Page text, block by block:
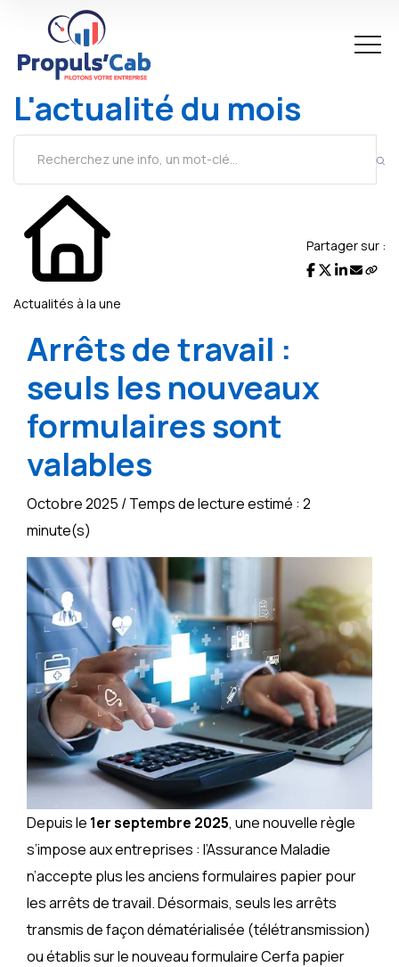
L'actualité du mois
Actualités à la une
Partager sur :
Arrêts de travail :
seuls les nouveaux
formulaires sont
valables
Octobre 2025 / Temps de lecture estimé : 2
minute(s)
Depuis le 1er septembre 2025, une nouvelle règle
s’impose aux entreprises : l’Assurance Maladie
n’accepte plus les anciens formulaires papier pour
les arrêts de travail. Désormais, seuls les arrêts
transmis de façon dématérialisée (télétransmission)
ou établis sur le nouveau formulaire Cerfa papier